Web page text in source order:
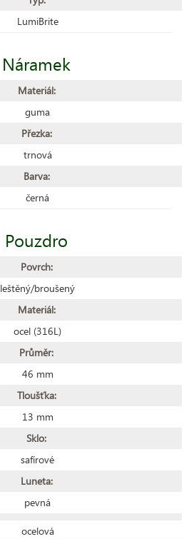
LumiBrite
Náramek
Materiál:
guma
Přezka:
trnová
Barva:
černá
Pouzdro
Povrch:
leštěný/broušený
Materiál:
ocel (316L)
Průměr:
46 mm
Tloušťka:
13 mm
Sklo:
safírové
Luneta:
pevná
ocelová